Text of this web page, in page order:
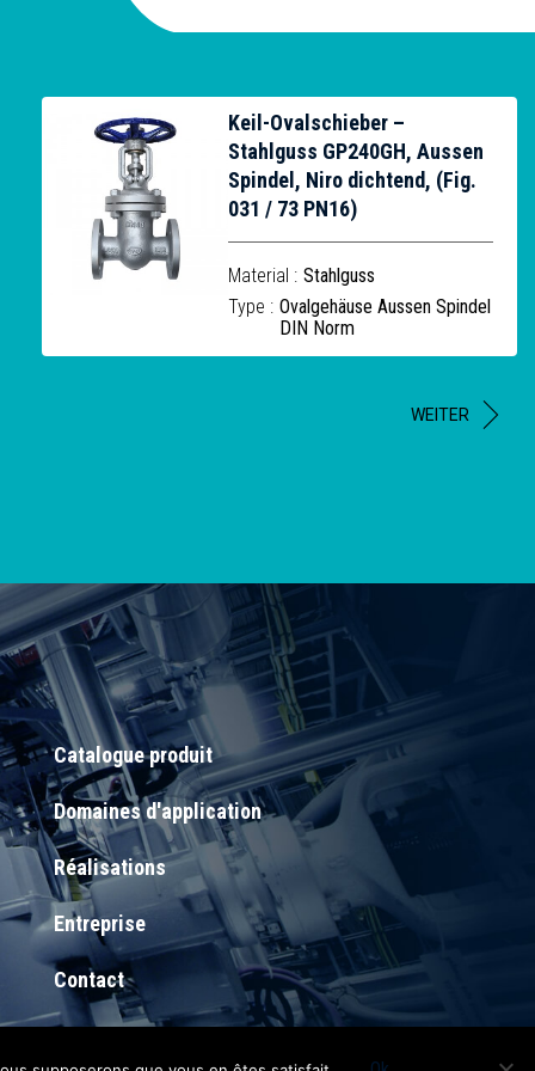
Keil-Ovalschieber –
Stahlguss GP240GH, Aussen
Spindel, Niro dichtend, (Fig.
031 / 73 PN16)
Material : Stahlguss
Type : Ovalgehäuse Aussen Spindel
DIN Norm
WEITER
Catalogue produit
Domaines d'application
Réalisations
Entreprise
Contact